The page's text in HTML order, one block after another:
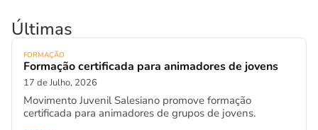
Últimas
FORMAÇÃO
Formação certificada para animadores de jovens
17 de Julho, 2026
Movimento Juvenil Salesiano promove formação
certificada para animadores de grupos de jovens.